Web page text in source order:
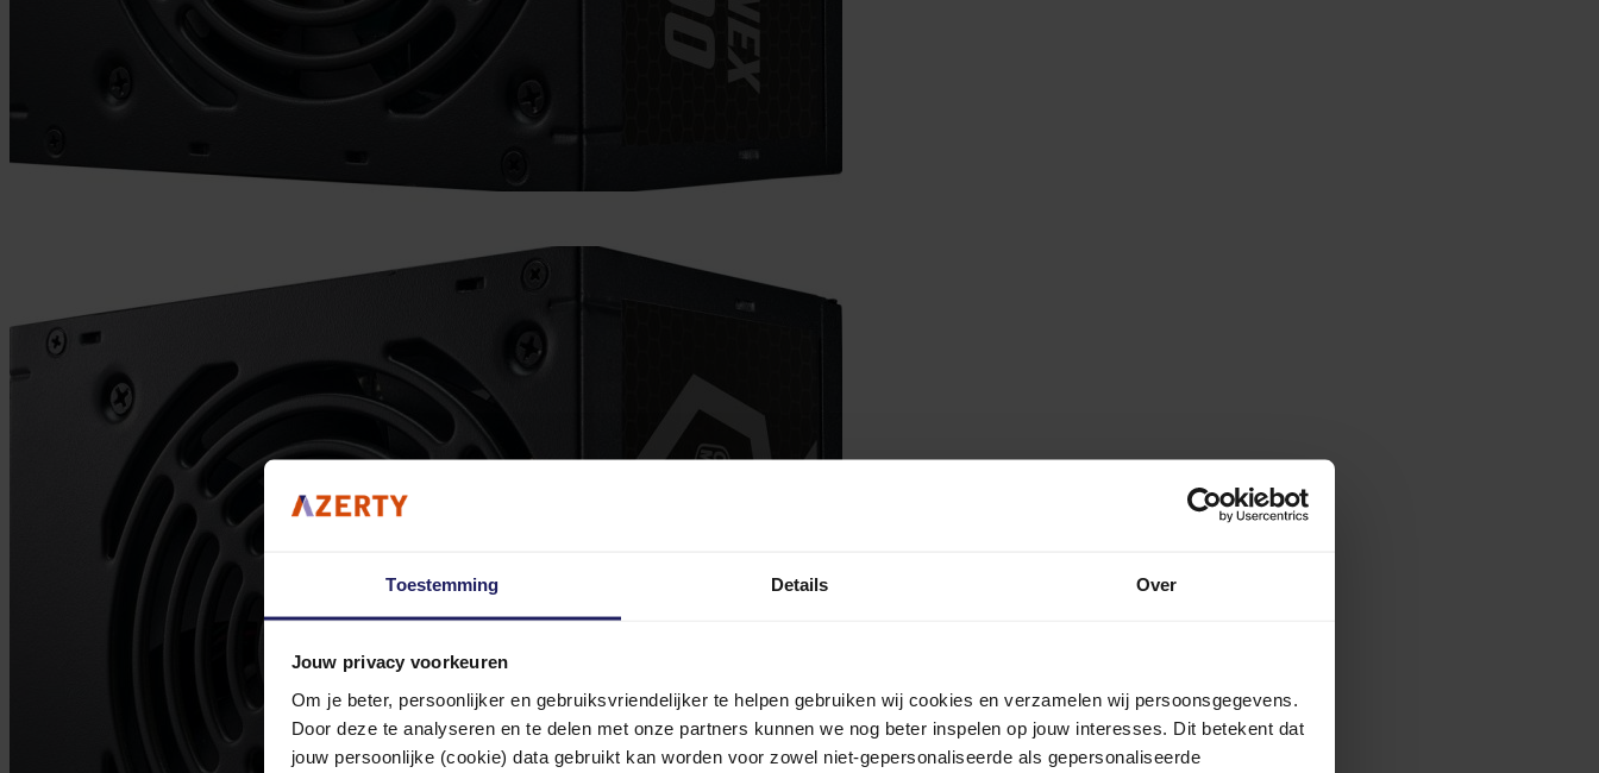
Toestemming Details Over
Jouw privacy voorkeuren
Om je beter, persoonlijker en gebruiksvriendelijker te helpen gebruiken wij cookies en verzamelen wij persoonsgegevens.
Door deze te analyseren en te delen met onze partners kunnen we nog beter inspelen op jouw interesses. Dit betekent dat
jouw persoonlijke (cookie) data gebruikt kan worden voor zowel niet-gepersonaliseerde als gepersonaliseerde